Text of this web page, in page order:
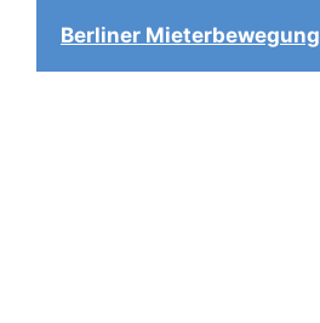
Berliner Mieterbewegung